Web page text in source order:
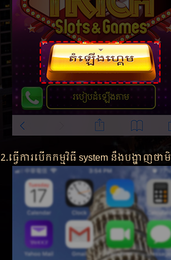
2.ធ្វើការបើកកម្មវិធី system​ នឹងបង្ហាញថ